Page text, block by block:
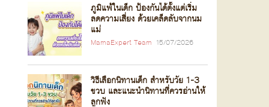
ภูมิแพ้ในเด็ก ป้องกันได้ตั้งแต่เริ่ม
ลดความเสี่ยง ด้วยเคล็ดลับจากนม
แม่
MamaExpert Team 15/07/2026
วิธีเลือกนิทานเด็ก สำหรับวัย 1-3
ขวบ และแนะนำนิทานที่ควรอ่านให้
ลูกฟัง